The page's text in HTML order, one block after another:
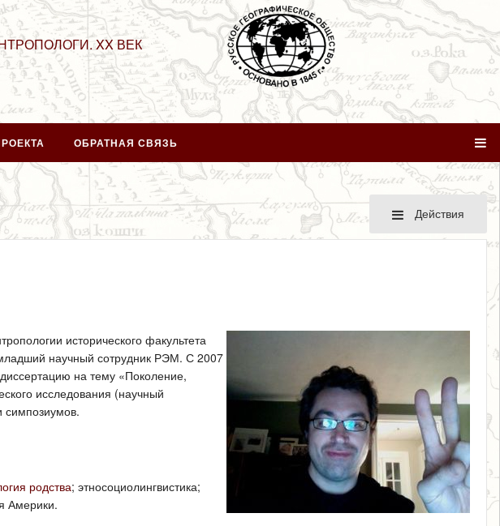
XX ВЕК
ОБРАТНАЯ СВЯЗЬ
Действия
исторического факультета
научный сотрудник РЭМ. С 2007
на тему «Поколение,
исследования (научный
симпозиумов.
родства; этносоциолингвистика;
Америки.